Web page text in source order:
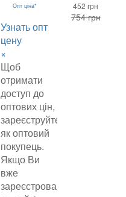
Опт ціна*
Узнать опт
цену
×
Щоб
отримати
доступ до
оптових цін,
зареєструйтеся
як оптовий
покупець.
Якщо Ви
вже
зареєстровані
452 грн
754 грн